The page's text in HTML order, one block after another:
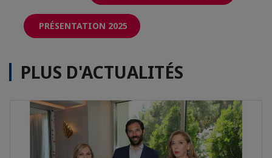
PRÉSENTATION 2025
PLUS D'ACTUALITÉS